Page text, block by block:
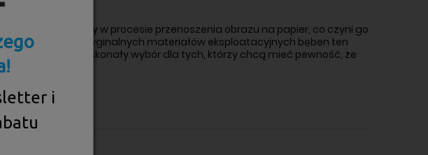
Jest niezbędny w procesie przenoszenia obrazu na papier, co czyni go
zastosowaniu oryginalnych materiałów eksploatacyjnych bęben ten
drukarki. To doskonały wybór dla tych, którzy chcą mieć pewność, że
i